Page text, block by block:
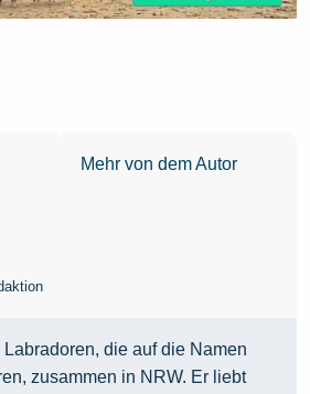
Mehr von dem Autor
die auf die Namen
zusammen in NRW. Er liebt